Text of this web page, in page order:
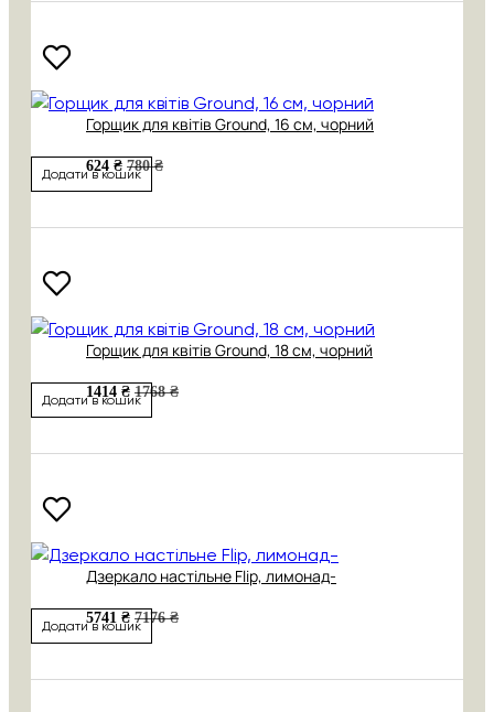
Горщик для квітів Ground, 16 см, чорний
624 ₴ 780 ₴
Додати в кошик
Горщик для квітів Ground, 18 см, чорний
1414 ₴ 1768 ₴
Додати в кошик
Дзеркало настільне Flip, лимонад-
5741 ₴ 7176 ₴
Додати в кошик